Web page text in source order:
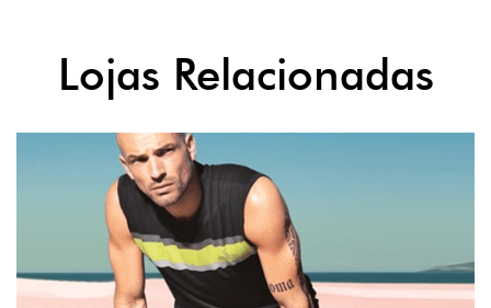
Lojas Relacionadas